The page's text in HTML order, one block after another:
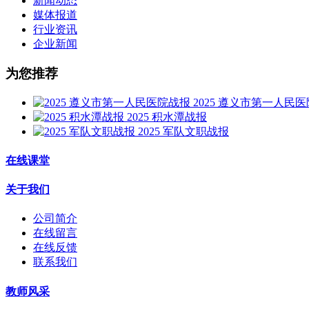
媒体报道
行业资讯
企业新闻
为您推荐
2025 遵义市第一人民
2025 积水潭战报
2025 军队文职战报
在线课堂
关于我们
公司简介
在线留言
在线反馈
联系我们
教师风采